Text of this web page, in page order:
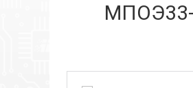
МПОЭ33-